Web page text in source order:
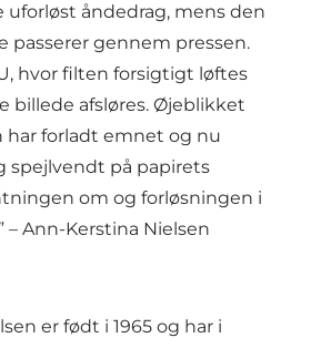
uforløst åndedrag, mens den
passerer gennem pressen.
hvor filten forsigtigt løftes
billede afsløres. Øjeblikket
forladt emnet og nu
spejlvendt på papirets
om og forløsningen i
Ann-Kerstina Nielsen
er født i 1965 og har i